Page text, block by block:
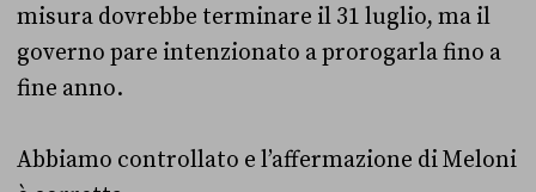
misura dovrebbe terminare il 31 luglio, ma il
governo pare intenzionato a prorogarla fino a
fine anno.
Abbiamo controllato e l’affermazione di Meloni